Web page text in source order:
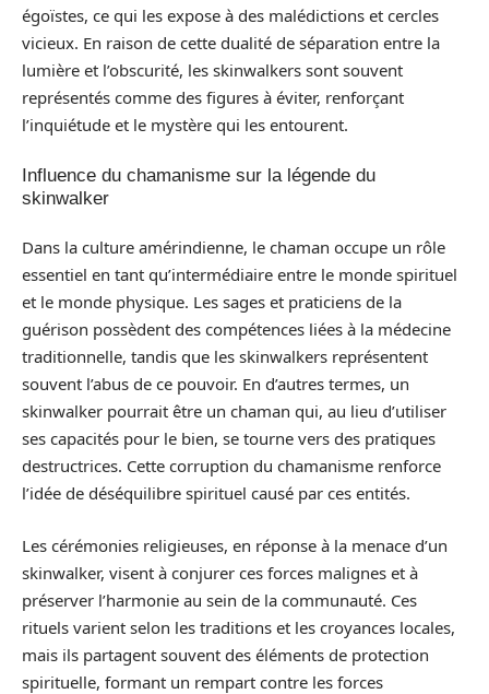
égoïstes, ce qui les expose à des malédictions et cercles
vicieux. En raison de cette dualité de séparation entre la
lumière et l’obscurité, les skinwalkers sont souvent
représentés comme des figures à éviter, renforçant
l’inquiétude et le mystère qui les entourent.
Influence du chamanisme sur la légende du
skinwalker
Dans la culture amérindienne, le chaman occupe un rôle
essentiel en tant qu’intermédiaire entre le monde spirituel
et le monde physique. Les sages et praticiens de la
guérison possèdent des compétences liées à la médecine
traditionnelle, tandis que les skinwalkers représentent
souvent l’abus de ce pouvoir. En d’autres termes, un
skinwalker pourrait être un chaman qui, au lieu d’utiliser
ses capacités pour le bien, se tourne vers des pratiques
destructrices. Cette corruption du chamanisme renforce
l’idée de déséquilibre spirituel causé par ces entités.
Les cérémonies religieuses, en réponse à la menace d’un
skinwalker, visent à conjurer ces forces malignes et à
préserver l’harmonie au sein de la communauté. Ces
rituels varient selon les traditions et les croyances locales,
mais ils partagent souvent des éléments de protection
spirituelle, formant un rempart contre les forces